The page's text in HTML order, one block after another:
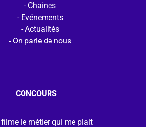
Chaines
Evénements
Actualités
On parle de nous
CONCOURS
le métier qui me plait